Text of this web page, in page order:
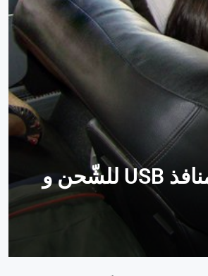
تزويد حافلات مدينة نيويورك بشبكات Wi-Fi و منافذ USB للشّحن و